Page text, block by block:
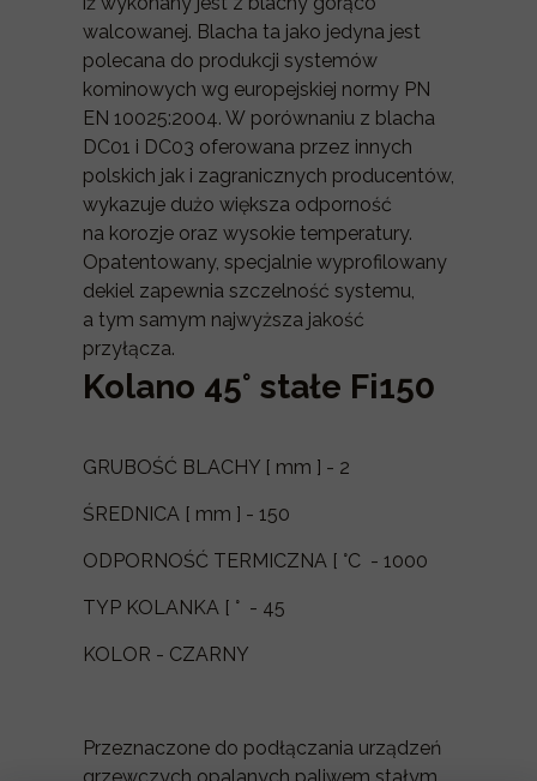
walcowanej. Blacha ta jako jedyna jest
polecana do produkcji systemów
kominowych wg europejskiej normy PN
EN 10025:2004. W porównaniu z blacha
DC01 i DC03 oferowana przez innych
polskich jak i zagranicznych producentów,
wykazuje dużo większa odporność
na korozje oraz wysokie temperatury.
Opatentowany, specjalnie wyprofilowany
dekiel zapewnia szczelność systemu,
a tym samym najwyższa jakość
przyłącza.
Kolano 45° stałe Fi150
GRUBOŚĆ BLACHY [ mm ] - 2
ŚREDNICA [ mm ] - 150
ODPORNOŚĆ TERMICZNA [ °C - 1000
TYP KOLANKA [ ° - 45
KOLOR - CZARNY
Przeznaczone do podłączania urządzeń